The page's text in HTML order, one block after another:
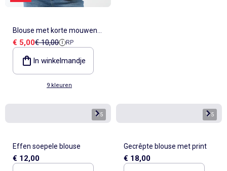
Blouse met korte mouwen
en V-hals
Verkoopprijs
€ 5,00Referentieprijs
€ 10,00 RP
In winkelmandje
9 kleuren
1/5
Effen soepele blouse
€ 12,00
1/5
Gecrêpte blouse met print
€ 18,00